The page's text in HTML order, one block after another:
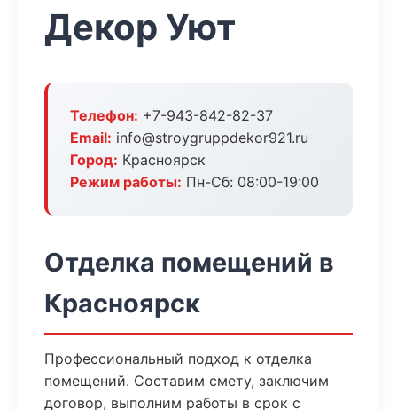
Декор Уют
Телефон: +7-943-842-82-37
Email: info@stroygruppdekor921.ru
Город: Красноярск
Режим работы: Пн-Сб: 08:00-19:00
Отделка помещений в
Красноярск
Профессиональный подход к отделка
помещений. Составим смету, заключим
договор, выполним работы в срок с